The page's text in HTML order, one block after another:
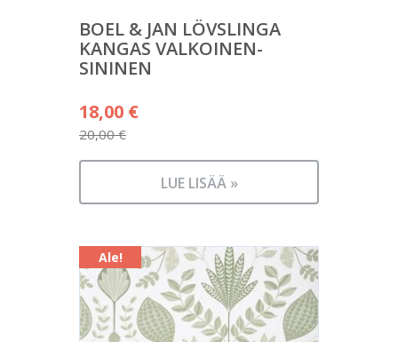
BOEL & JAN LÖVSLINGA
KANGAS VALKOINEN-
SININEN
20,00€
Alkuperäinen
hinta
oli:
18,00 €
Nykyinen
on:
LUE LISÄÄ »
Ale!